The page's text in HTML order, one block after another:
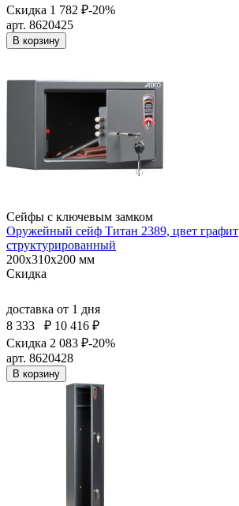
Скидка 1 782 ₽-20%
арт. 8620425
В корзину
Сейфы с ключевым замком
Оружейный сейф Титан 2389, цвет графит
структурированный
200x310x200 мм
Скидка
доставка от 1 дня
8 333
₽ 10 416 ₽
Скидка 2 083 ₽-20%
арт. 8620428
В корзину